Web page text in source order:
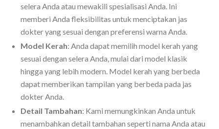
selera Anda atau mewakili spesialisasi Anda. Ini
memberi Anda fleksibilitas untuk menciptakan jas
dokter yang sesuai dengan preferensi warna Anda.
Model Kerah: Anda dapat memilih model kerah yang
sesuai dengan selera Anda, mulai dari model klasik
hingga yang lebih modern. Model kerah yang berbeda
dapat memberikan tampilan yang berbeda pada jas
dokter Anda.
Detail Tambahan: Kami memungkinkan Anda untuk
menambahkan detail tambahan seperti nama Anda atau